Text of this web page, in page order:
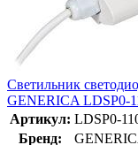
Светильник
GENERICA LDSP0-
Артикул: LDSP0-
Бренд: